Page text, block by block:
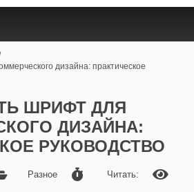
дизайна: практическое
ШРИФТ ДЛЯ
ДИЗАЙНА:
РУКОВОДСТВО
Разное
Читать: